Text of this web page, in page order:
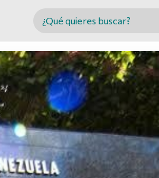
Buscar en MINCYT